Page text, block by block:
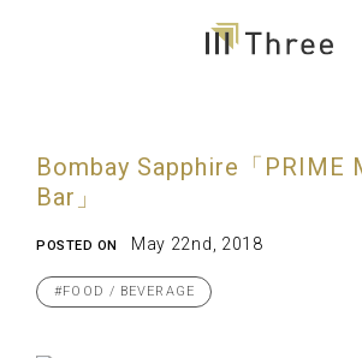
Bombay Sapphire「PRIME
Bar」
POSTED ON May 22nd, 2018
#FOOD / BEVERAGE